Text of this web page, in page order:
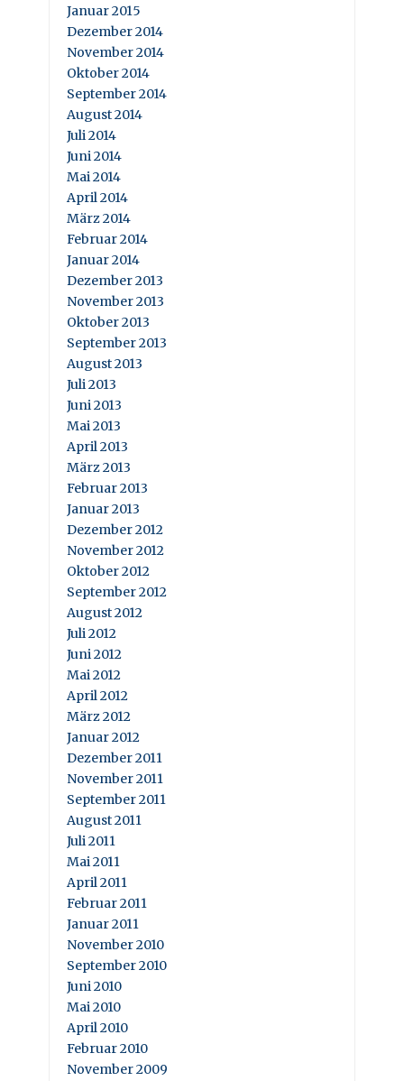
Januar 2015
Dezember 2014
November 2014
Oktober 2014
September 2014
August 2014
Juli 2014
Juni 2014
Mai 2014
April 2014
März 2014
Februar 2014
Januar 2014
Dezember 2013
November 2013
Oktober 2013
September 2013
August 2013
Juli 2013
Juni 2013
Mai 2013
April 2013
März 2013
Februar 2013
Januar 2013
Dezember 2012
November 2012
Oktober 2012
September 2012
August 2012
Juli 2012
Juni 2012
Mai 2012
April 2012
März 2012
Januar 2012
Dezember 2011
November 2011
September 2011
August 2011
Juli 2011
Mai 2011
April 2011
Februar 2011
Januar 2011
November 2010
September 2010
Juni 2010
Mai 2010
April 2010
Februar 2010
November 2009